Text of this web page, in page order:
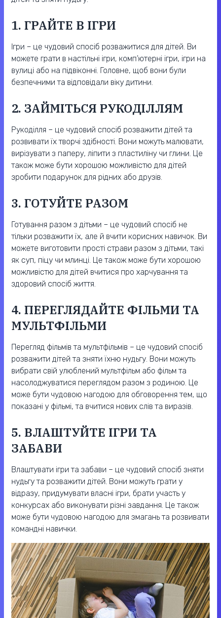
1. ГРАЙТЕ В ІГРИ
Ігри – це чудовий спосіб розважитися для дітей. Ви
можете грати в настільні ігри, комп’ютерні ігри, ігри на
вулиці або на підвіконні. Головне, щоб вони були
безпечними та відповідали віку дитини.
2. ЗАЙМІТЬСЯ РУКОДІЛЛЯМ
Рукоділля – це чудовий спосіб розважити дітей та
розвивати їх творчі здібності. Вони можуть малювати,
вирізувати з паперу, ліпити з пластиліну чи глини. Це
також може бути хорошою можливістю для дітей
зробити подарунок для рідних або друзів.
3. ГОТУЙТЕ РАЗОМ
Готування разом з дітьми – це чудовий спосіб не
тільки розважити їх, але й вчити корисних навичок. Ви
можете виготовити прості страви разом з дітьми, такі
як суп, піцу чи млинці. Це також може бути хорошою
можливістю для дітей вчитися про харчування та
здоровий спосіб життя.
4. ПЕРЕГЛЯДАЙТЕ ФІЛЬМИ ТА
МУЛЬТФІЛЬМИ
Перегляд фільмів та мультфільмів – це чудовий спосіб
розважити дітей та зняти їхню нудьгу. Вони можуть
вибрати свій улюблений мультфільм або фільм та
насолоджуватися переглядом разом з родиною. Це
може бути чудовою нагодою для обговорення тем, що
показані у фільмі, та вчитися нових слів та виразів.
5. ВЛАШТУЙТЕ ІГРИ ТА
ЗАБАВИ
Влаштувати ігри та забави – це чудовий спосіб зняти
нудьгу та розважити дітей. Вони можуть грати у
відразу, придумувати власні ігри, брати участь у
конкурсах або виконувати різні завдання. Це також
може бути чудовою нагодою для змагань та розвивати
командні навички.